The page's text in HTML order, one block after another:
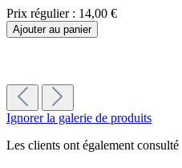
Prix régulier : 14,00 €
Ajouter au panier
Ignorer la galerie de produits
Les clients ont également consulté